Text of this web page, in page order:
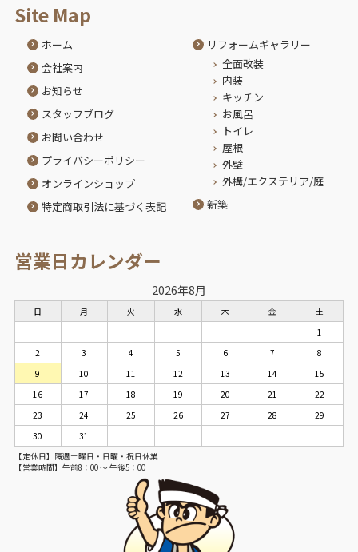
Site Map
ホーム
会社案内
お知らせ
スタッフブログ
お問い合わせ
プライバシーポリシー
オンラインショップ
特定商取引法に基づく表記
リフォームギャラリー
全面改装
内装
キッチン
お風呂
トイレ
屋根
外壁
外構/エクステリア/庭
新築
営業日カレンダー
2026年8月
日 月 火 水 木 金
土
1
2
3 4 5 6 7
8
9
10 11 12 13 14
15
16
17 18 19 20 21
22
23
24 25 26 27 28
29
30
31
【定休日】隔週土曜日・日曜・祝日休業
【営業時間】午前8：00 ～ 午後5：00